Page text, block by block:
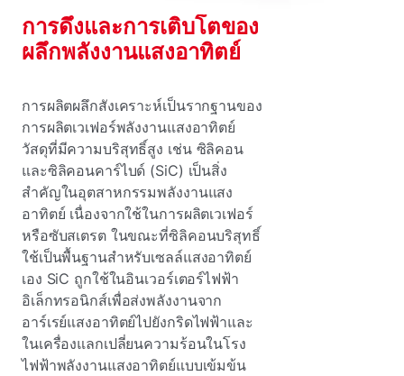
การดึงและการเติบโตของ
ผลึกพลังงานแสงอาทิตย์
การผลิตผลึกสังเคราะห์เป็นรากฐานของ
การผลิตเวเฟอร์พลังงานแสงอาทิตย์
วัสดุที่มีความบริสุทธิ์สูง เช่น ซิลิคอน
และซิลิคอนคาร์ไบด์ (SiC) เป็นสิ่ง
สําคัญในอุตสาหกรรมพลังงานแสง
อาทิตย์ เนื่องจากใช้ในการผลิตเวเฟอร์
หรือซับสเตรต ในขณะที่ซิลิคอนบริสุทธิ์
ใช้เป็นพื้นฐานสําหรับเซลล์แสงอาทิตย์
เอง SiC ถูกใช้ในอินเวอร์เตอร์ไฟฟ้า
อิเล็กทรอนิกส์เพื่อส่งพลังงานจาก
อาร์เรย์แสงอาทิตย์ไปยังกริดไฟฟ้าและ
ในเครื่องแลกเปลี่ยนความร้อนในโรง
ไฟฟ้าพลังงานแสงอาทิตย์แบบเข้มข้น